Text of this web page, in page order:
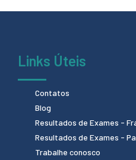
Links Úteis
Contatos
Blog
Resultados de Exames -
Resultados de Exames -
Trabalhe conosco